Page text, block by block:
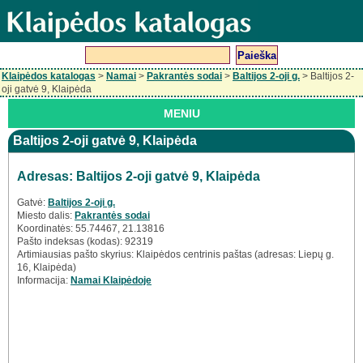
Klaipėdos katalogas > Namai > Pakrantės sodai > Baltijos 2-oji g. > Baltijos 2-
oji gatvė 9, Klaipėda
MENIU
Baltijos 2-oji gatvė 9, Klaipėda
Adresas: Baltijos 2-oji gatvė 9, Klaipėda
Gatvė: Baltijos 2-oji g.
Miesto dalis: Pakrantės sodai
Koordinatės: 55.74467, 21.13816
Pašto indeksas (kodas): 92319
Artimiausias pašto skyrius: Klaipėdos centrinis paštas (adresas: Liepų g.
16, Klaipėda)
Informacija: Namai Klaipėdoje